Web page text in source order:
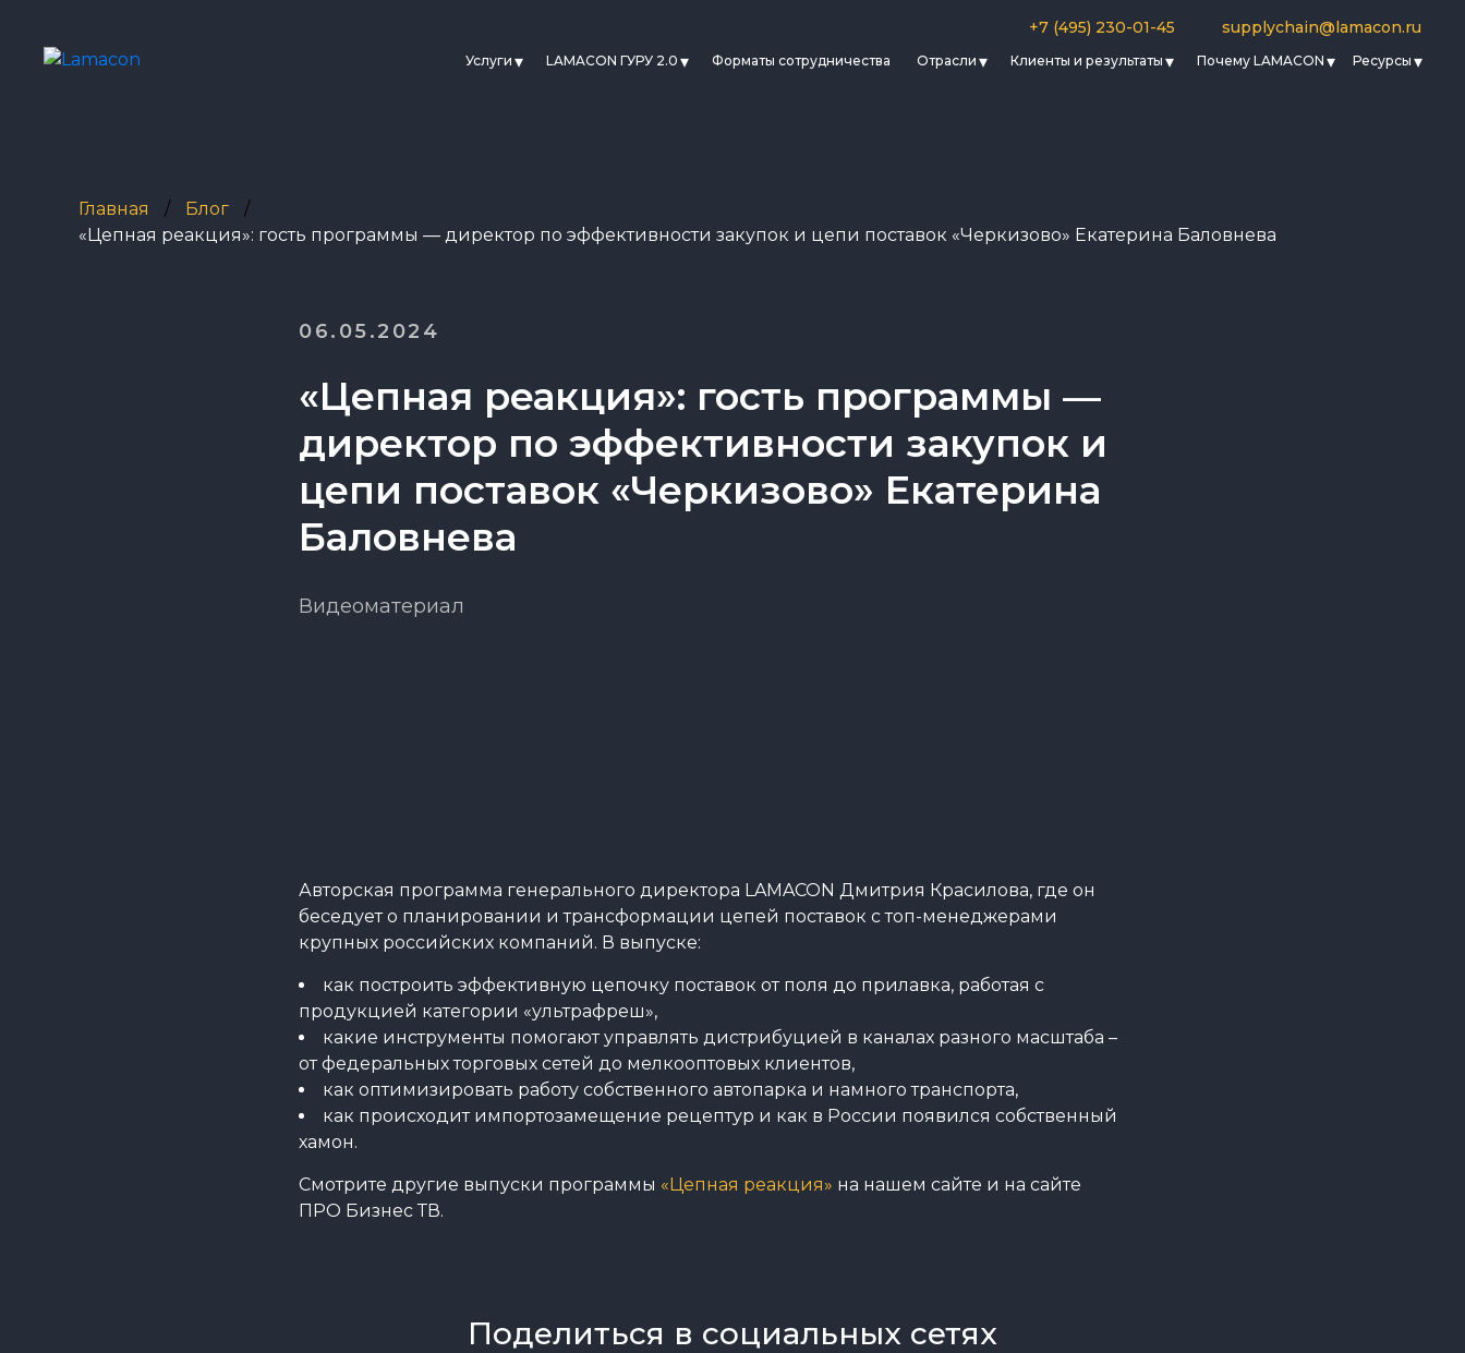
Услуги LAMACON ГУРУ 2.0 Форматы сотрудничества Отрасли Клиенты и результаты Почему LAMACON Ресурсы
+7 (495) 230-01-45 supplychain@lamacon.ru
Главная / Блог
/
«Цепная реакция»: гость программы — директор по эффективности закупок и цепи поставок «Черкизово» Екатерина Баловнева
06.05.2024
«Цепная реакция»: гость программы —
директор по эффективности закупок и
цепи поставок «Черкизово» Екатерина
Баловнева
Видеоматериал
Авторская программа генерального директора LAMACON Дмитрия Красилова, где он
беседует о планировании и трансформации цепей поставок с топ-менеджерами
крупных российских компаний. В выпуске:
как построить эффективную цепочку поставок от поля до прилавка, работая с
продукцией категории «ультрафреш»,
какие инструменты помогают управлять дистрибуцией в каналах разного масштаба –
от федеральных торговых сетей до мелкооптовых клиентов,
как оптимизировать работу собственного автопарка и намного транспорта,
как происходит импортозамещение рецептур и как в России появился собственный
хамон.
Смотрите другие выпуски программы «Цепная реакция» на нашем сайте и на сайте
ПРО Бизнес ТВ.
Поделиться в социальных сетях